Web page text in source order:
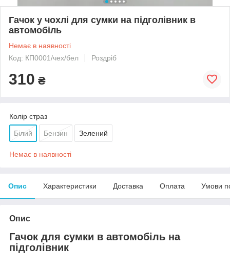
Гачок у чохлі для сумки на підголівник в
автомобіль
Немає в наявності
Код: КП0001/чех/бел
Роздріб
310 ₴
Колір страз
Білий Бензин Зелений
Немає в наявності
Опис Характеристики Доставка Оплата Умови
Опис
Гачок для сумки в автомобіль на
підголівник